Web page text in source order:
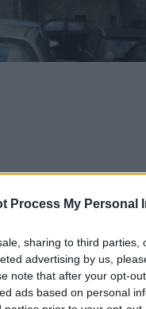
Process My Personal
sharing to third
advertising by us,
note that after your opt-
ads based on personal